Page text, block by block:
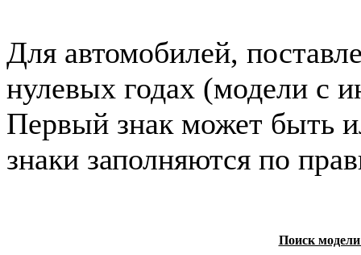
Для автомобилей,
нулевых годах (модели с
Первый знак может быть
знаки заполняются по
Поиск